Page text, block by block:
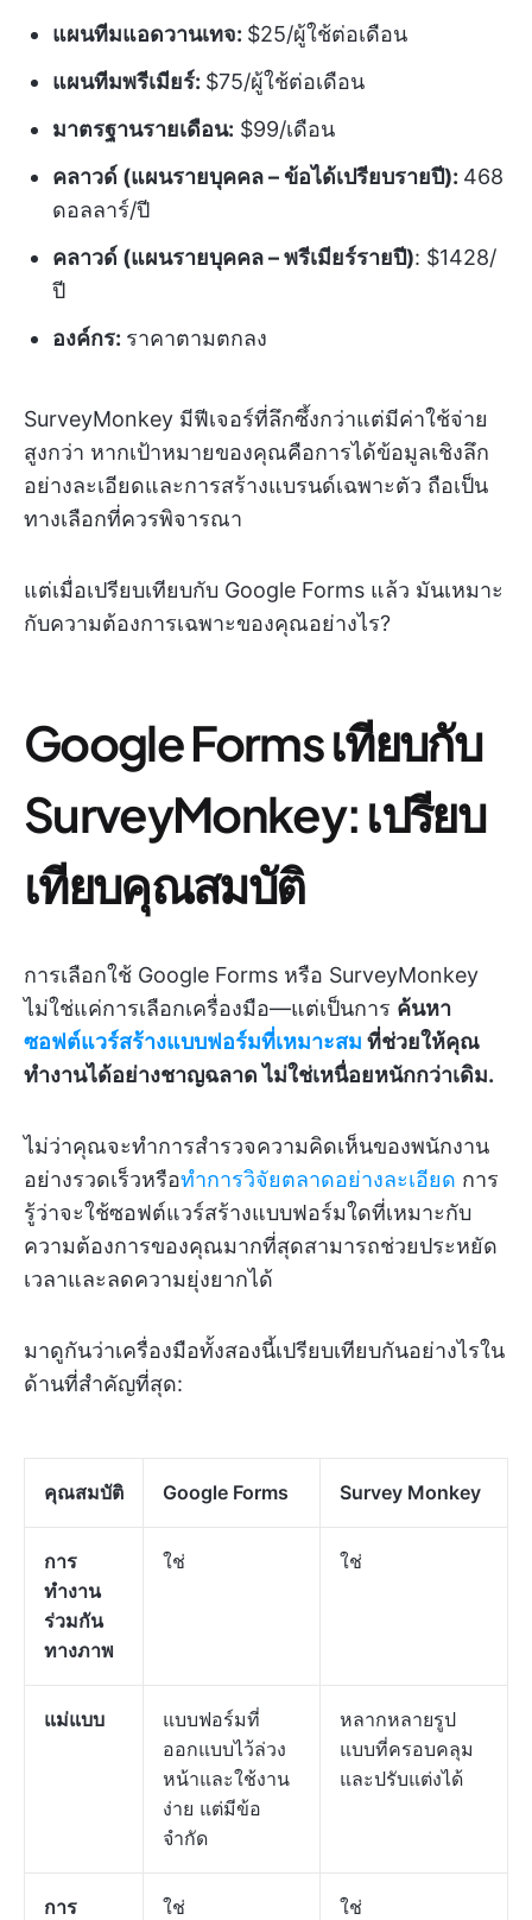
แผนทีมแอดวานเทจ: $25/ผู้ใช้ต่อเดือน
แผนทีมพรีเมียร์: $75/ผู้ใช้ต่อเดือน
มาตรฐานรายเดือน: $99/เดือน
คลาวด์ (แผนรายบุคคล – ข้อได้เปรียบรายปี): 468
ดอลลาร์/ปี
คลาวด์ (แผนรายบุคคล – พรีเมียร์รายปี): $1428/
ปี
องค์กร: ราคาตามตกลง
SurveyMonkey มีฟีเจอร์ที่ลึกซึ้งกว่าแต่มีค่าใช้จ่าย
สูงกว่า หากเป้าหมายของคุณคือการได้ข้อมูลเชิงลึก
อย่างละเอียดและการสร้างแบรนด์เฉพาะตัว ถือเป็น
ทางเลือกที่ควรพิจารณา
แต่เมื่อเปรียบเทียบกับ Google Forms แล้ว มันเหมาะ
กับความต้องการเฉพาะของคุณอย่างไร?
Google Forms เทียบกับ
SurveyMonkey: เปรียบ
เทียบคุณสมบัติ
การเลือกใช้ Google Forms หรือ SurveyMonkey
ไม่ใช่แค่การเลือกเครื่องมือ—แต่เป็นการ ค้นหา
ซอฟต์แวร์สร้างแบบฟอร์มที่เหมาะสม ที่ช่วยให้คุณ
ทำงานได้อย่างชาญฉลาด ไม่ใช่เหนื่อยหนักกว่าเดิม.
ไม่ว่าคุณจะทำการสำรวจความคิดเห็นของพนักงาน
อย่างรวดเร็วหรือทำการวิจัยตลาดอย่างละเอียด การ
รู้ว่าจะใช้ซอฟต์แวร์สร้างแบบฟอร์มใดที่เหมาะกับ
ความต้องการของคุณมากที่สุดสามารถช่วยประหยัด
เวลาและลดความยุ่งยากได้
มาดูกันว่าเครื่องมือทั้งสองนี้เปรียบเทียบกันอย่างไรใน
ด้านที่สำคัญที่สุด:
คุณสมบัติ Google Forms Survey Monkey
การ
ทำงาน
ร่วมกัน
ทางภาพ
ใช่ ใช่
แม่แบบ
แบบฟอร์มที่
ออกแบบไว้ล่วง
หน้าและใช้งาน
ง่าย แต่มีข้อ
จำกัด
หลากหลายรูป
แบบที่ครอบคลุม
และปรับแต่งได้
การ
ใช่ ใช่